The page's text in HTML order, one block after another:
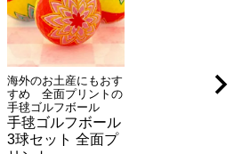
海外のお土産にもおす
すめ 全面プリントの
手毬ゴルフボール
手毬ゴルフボール
3球セット 全面プ